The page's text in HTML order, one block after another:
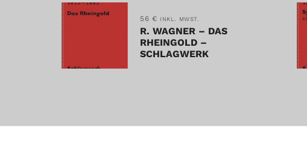
56 € INKL. MWST.
R. WAGNER – DAS
RHEINGOLD –
SCHLAGWERK